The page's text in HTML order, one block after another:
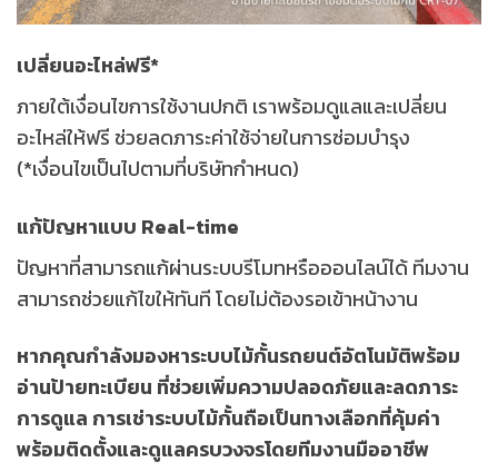
เปลี่ยนอะไหล่ฟรี*
ภายใต้เงื่อนไขการใช้งานปกติ เราพร้อมดูแลและเปลี่ยน
อะไหล่ให้ฟรี ช่วยลดภาระค่าใช้จ่ายในการซ่อมบำรุง
(*เงื่อนไขเป็นไปตามที่บริษัทกำหนด)
แก้ปัญหาแบบ Real-time
ปัญหาที่สามารถแก้ผ่านระบบรีโมทหรือออนไลน์ได้ ทีมงาน
สามารถช่วยแก้ไขให้ทันที โดยไม่ต้องรอเข้าหน้างาน
หากคุณกำลังมองหาระบบไม้กั้นรถยนต์อัตโนมัติพร้อม
อ่านป้ายทะเบียน ที่ช่วยเพิ่มความปลอดภัยและลดภาระ
การดูแล การเช่าระบบไม้กั้นถือเป็นทางเลือกที่คุ้มค่า
พร้อมติดตั้งและดูแลครบวงจรโดยทีมงานมืออาชีพ